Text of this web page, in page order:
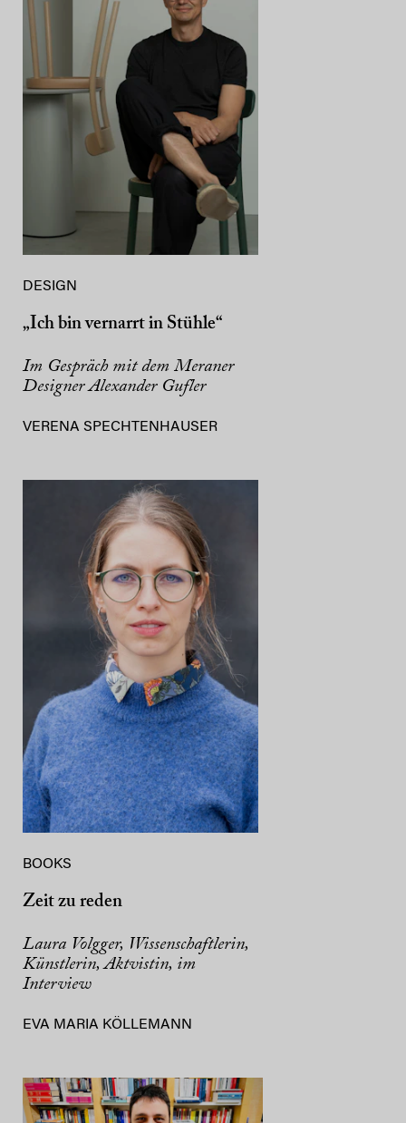
DESIGN
„Ich bin vernarrt in Stühle“
Im Gespräch mit dem Meraner
Designer Alexander Gufler
VERENA SPECHTENHAUSER
BOOKS
Zeit zu reden
Laura Volgger, Wissenschaftlerin,
Künstlerin, Aktvistin, im
Interview
EVA MARIA KÖLLEMANN